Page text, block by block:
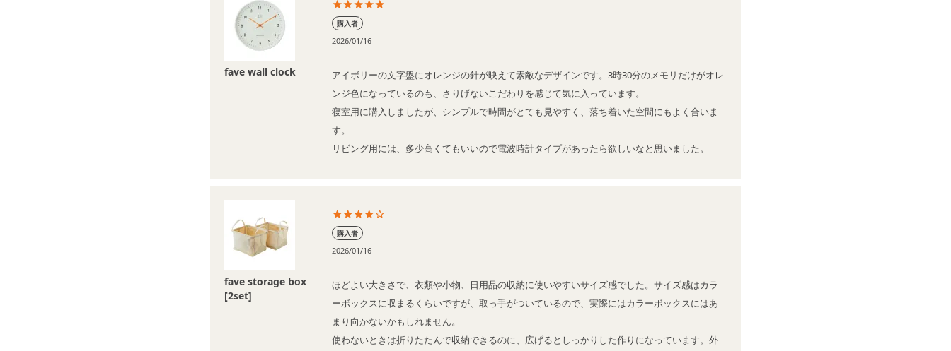
fave wall clock
購入者
2026/01/16
アイボリーの文字盤にオレンジの針が映えて素敵なデザインです。3時30分のメモリだけがオレ
ンジ色になっているのも、さりげないこだわりを感じて気に入っています。
寝室用に購入しましたが、シンプルで時間がとても見やすく、落ち着いた空間にもよく合いま
す。
リビング用には、多少高くてもいいので電波時計タイプがあったら欲しいなと思いました。
fave storage box
[2set]
購入者
2026/01/16
ほどよい大きさで、衣類や小物、日用品の収納に使いやすいサイズ感でした。サイズ感はカラ
ーボックスに収まるくらいですが、取っ手がついているので、実際にはカラーボックスにはあ
まり向かないかもしれません。
使わないときは折りたたんで収納できるのに、広げるとしっかりした作りになっています。外